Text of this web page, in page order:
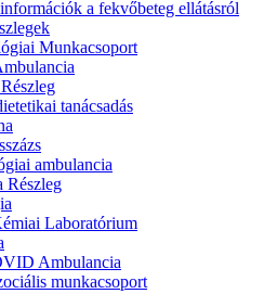
a fekvőbeteg ellátásról
Munkacsoport
tanácsadás
ambulancia
Részleg
Laboratórium
Ambulancia
munkacsoport